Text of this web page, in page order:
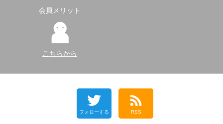
会員メリット
こちらから
フォローする RSS